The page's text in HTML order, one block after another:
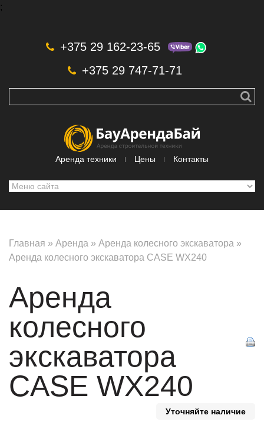
;
+375 29 162-23-65
+375 29 747-71-71
Аренда техники Цены Контакты
Главная » Аренда » Аренда колесного экскаватора »
Аренда колесного экскаватора CASE WX240
Аренда
колесного
экскаватора
CASE WX240
Уточняйте наличие